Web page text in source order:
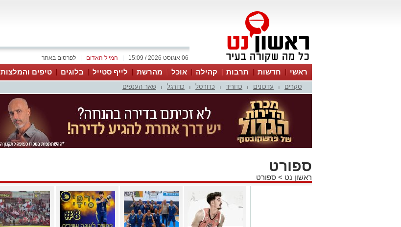
לפרסום באתר המייל האדום 06 אוגוסט 2026 / 15:09
ראשי חדשות תרבות קהילה אוכל מהרשת לייף סטייל בלוגים טיפים והמלצות
סקרים עדכונים כדוריד כדורסל כדורגל שאר הענפים
ספורט
ראשון נט > ספורט